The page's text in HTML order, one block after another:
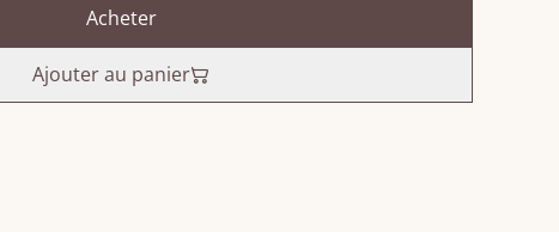
Acheter
Ajouter au panier